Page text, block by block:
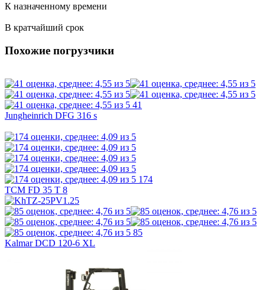
К назначенному времени
В кратчайший срок
Похожие погрузчики
41
Jungheinrich DFG 316 s
174
TCM FD 35 T 8
85
Kalmar DCD 120-6 XL